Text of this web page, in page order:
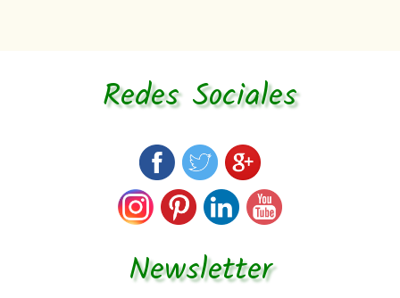
Redes Sociales
Newsletter